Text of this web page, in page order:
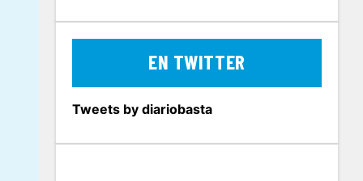
EN TWITTER
Tweets by diariobasta